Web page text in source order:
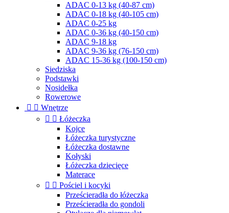
ADAC 0-13 kg (40-87 cm)
ADAC 0-18 kg (40-105 cm)
ADAC 0-25 kg
ADAC 0-36 kg (40-150 cm)
ADAC 9-18 kg
ADAC 9-36 kg (76-150 cm)
ADAC 15-36 kg (100-150 cm)
Siedziska
Podstawki
Nosidełka
Rowerowe
  Wnętrze
  Łóżeczka
Kojce
Łóżeczka turystyczne
Łóżeczka dostawne
Kołyski
Łóżeczka dziecięce
Materace
  Pościel i kocyki
Prześcieradła do łóżeczka
Prześcieradła do gondoli